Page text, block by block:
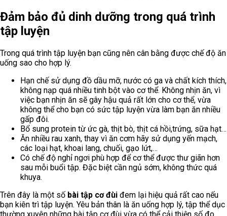
Đảm bảo đủ dinh dưỡng trong quá trình
tập luyện
Trong quá trình tập luyện bạn cũng nên cân bằng được chế độ ăn
uống sao cho hợp lý.
Hạn chế sử dụng đồ dầu mỡ, nước có ga và chất kích thích,
không nạp quá nhiều tinh bột vào cơ thể. Không nhịn ăn, vì
việc bạn nhịn ăn sẽ gây hậu quả rất lớn cho cơ thể, vừa
không thể cho bạn có sức tập luyện vừa làm bạn ăn nhiều
gấp đôi.
Bổ sung protein từ ức gà, thịt bò, thịt cá hồi,trứng, sữa hạt…
Ăn nhiều rau xanh, thay vì ăn cơm hãy sử dụng yến mạch,
các loại hạt, khoai lang, chuối, gạo lứt,…
Có chế độ nghỉ ngơi phù hợp để cơ thể được thư giãn hơn
sau mỗi buổi tập. Đặc biệt cần ngủ sớm, không thức quá
khuya.
Trên đây là một số bài tập cơ đùi đem lại hiệu quả rất cao nếu
bạn kiên trì tập luyện. Yêu bản thân là ăn uống hợp lý, tập thể dục
thường xuyên những bài tập cơ đùi vừa có thể cải thiện số đo